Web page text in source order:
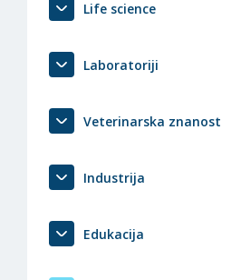
Life science
Laboratoriji
Veterinarska znanost
Industrija
Edukacija